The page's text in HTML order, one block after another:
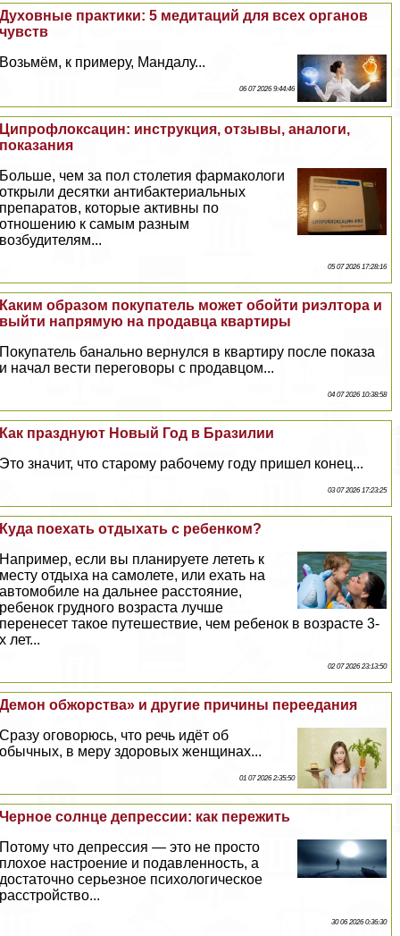
Духовные пpaктики: 5 медитаций для всех органов
чувств
Возьмём, к примеру, Maндалу...
06 07 2026 9:44:46
Ципрофлоксацин: инструкция, отзывы, аналоги,
показания
Больше, чем за пол столетия фармакологи
открыли десятки антибактериальных
препаратов, которые активны по
отношению к самым разным
возбудителям...
05 07 2026 17:28:16
Каким образом покупатель может обойти риэлтора и
выйти напрямую на продавца квартиры
Покупатель бaнaльно вернулся в квартиру после показа
и начал вести переговоры с продавцом...
04 07 2026 10:38:58
Как празднуют Новый Год в Бразилии
Это значит, что старому рабочему году пришел конец...
03 07 2026 17:23:25
Куда поехать отдыхать с ребенком?
Например, если вы планируете лететь к
месту отдыха на самолете, или ехать на
автомобиле на дальнее расстояние,
ребенок грудного возраста лучше
перенесет такое путешествие, чем ребенок в возрасте 3-
х лет...
02 07 2026 23:13:50
Демон обжорства» и другие причины переедания
Сразу оговорюсь, что речь идёт об
обычных, в меру здоровых женщинах...
01 07 2026 2:35:50
Черное солнце депрессии: как пережить
Потому что депрессия — это не просто
плохое настроение и подавленность, а
достаточно серьезное психологическое
расстройство...
30 06 2026 0:36:30